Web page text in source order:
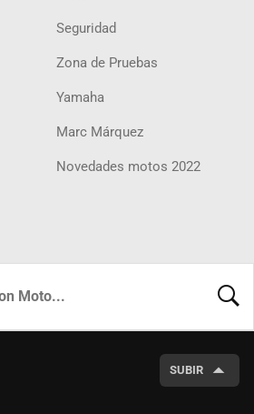
Seguridad
Zona de Pruebas
Yamaha
Marc Márquez
Novedades motos 2022
SUBIR